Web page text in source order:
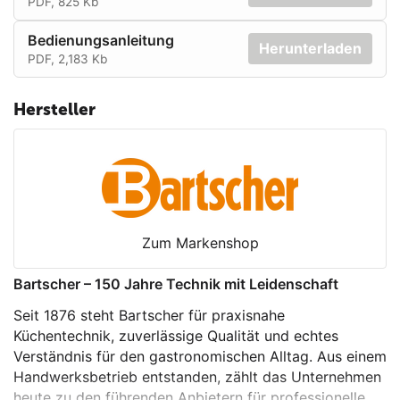
Geräteanschluss: Steckerfertig
Inhalt Wassertank: 4 Liter
Farbe: Schwarz
Material: Kunststoff
Einstellmöglichkeiten: Bedienermodus (Standard,
Selbstbedienermodus, Professional Modus)
,Kaffeedosierung ,Getränkenamen ,Stufenlose
Mahlgrad-Einstellung ,Pulvermenge, grammgenau
durch Kalibrierung ,Videoanzeige ,Vorbrühmenge
,Wassermenge ,Wassertemperatur (über Boiler bis
98 °C)
USB-Anschluss: Ja
Inhalt Bohnenbehälter: 1.200 g
Kontrollleuchte: Ein/Aus ,Fehleranzeige ,Füllstand
Bohnenbehälter ,Position Display
Bedienungsanleitung
PDF, 2,183 Kb
Herunterladen
Hersteller
Zum Markenshop
Bartscher – 150 Jahre Technik mit Leidenschaft
Seit 1876 steht Bartscher für praxisnahe
Küchentechnik, zuverlässige Qualität und echtes
Verständnis für den gastronomischen Alltag. Aus einem
Handwerksbetrieb entstanden, zählt das Unternehmen